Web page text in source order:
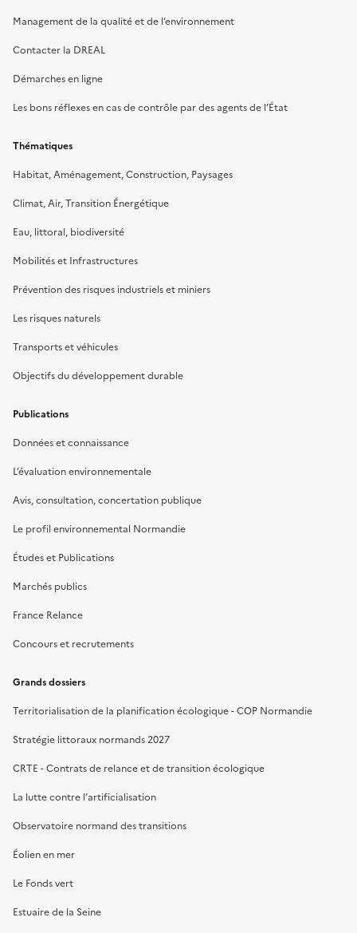
Management de la qualité et de l’environnement
Contacter la DREAL
Démarches en ligne
Les bons réflexes en cas de contrôle par des agents de l’État
Thématiques
Habitat, Aménagement, Construction, Paysages
Climat, Air, Transition Énergétique
Eau, littoral, biodiversité
Mobilités et Infrastructures
Prévention des risques industriels et miniers
Les risques naturels
Transports et véhicules
Objectifs du développement durable
Publications
Données et connaissance
L’évaluation environnementale
Avis, consultation, concertation publique
Le profil environnemental Normandie
Études et Publications
Marchés publics
France Relance
Concours et recrutements
Grands dossiers
Territorialisation de la planification écologique - COP Normandie
Stratégie littoraux normands 2027
CRTE - Contrats de relance et de transition écologique
La lutte contre l’artificialisation
Observatoire normand des transitions
Éolien en mer
Le Fonds vert
Estuaire de la Seine